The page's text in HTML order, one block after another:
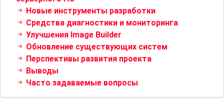
Новые инструменты разработки
Средства диагностики и мониторинга
Улучшения Image Builder
Обновление существующих систем
Перспективы развития проекта
Выводы
Часто задаваемые вопросы